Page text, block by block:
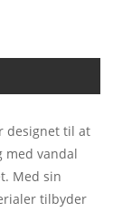
designet til at
med vandal
Med sin
tilbyder